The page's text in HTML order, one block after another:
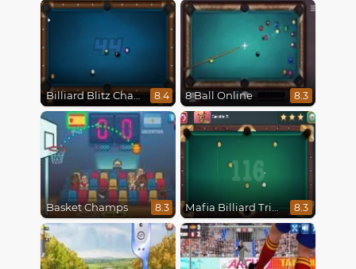
Billiard Blitz Challenge 8.4 8 Ball Online 8.3
Basket Champs 8.3 Mafia Billiard Tricks 8.3